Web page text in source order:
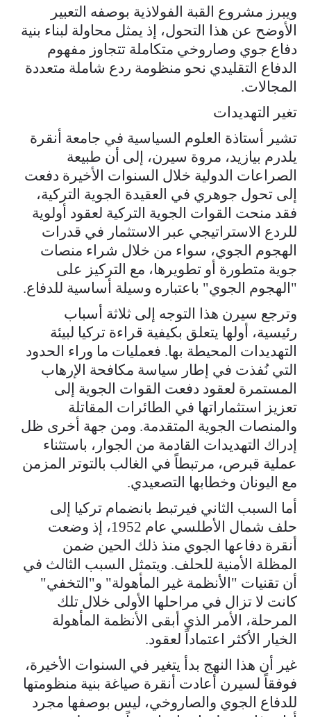
ويبرز مشروع القبة الفولاذية بوصفه التعبير
الأوضح عن هذا التحول، إذ يمثل محاولة لبناء بنية
دفاع جوي وصاروخي متكاملة تتجاوز مفهوم
الدفاع التقليدي نحو منظومة ردع شاملة متعددة
المجالات.
تغير التهديدات
تشير أستاذة العلوم السياسية في جامعة أنقرة
يلدرم بيازيد، مروة سيرن، إلى أن طبيعة
الصراعات الدولية خلال السنوات الأخيرة دفعت
إلى تحول جوهري في العقيدة الجوية التركية،
فقد منحت القوات الجوية التركية لعقود أولوية
للردع الاستراتيجي عبر الاستثمار في قدرات
الهجوم الجوي، سواء من خلال شراء منصات
جوية متطورة أو تطويرها، مع التركيز على
"الهجوم الجوي" باعتباره وسيلة أساسية للدفاع.
وترجع سيرن هذا التوجه إلى ثلاثة أسباب
رئيسية، أولها يتعلق بكيفية قراءة تركيا لبيئة
التهديدات المحيطة بها. فعمليات ما وراء الحدود
التي نُفذت في إطار سياسة مكافحة الإرهاب
المستمرة لعقود دفعت القوات الجوية إلى
تعزيز استثماراتها في الطائرات المقاتلة
والمنصات الجوية المتقدمة. ومن جهة أخرى ظل
إدراك التهديدات القادمة من الجوار، باستثناء
عملية قبرص، مرتبطاً في الغالب بالتوتر المزمن
مع اليونان وخطابها التصعيدي.
أما السبب الثاني فيرتبط بانضمام تركيا إلى
حلف شمال الأطلسي عام 1952، إذ وضعت
أنقرة دفاعها الجوي منذ ذلك الحين ضمن
المظلة الأمنية للحلف. ويتمثل السبب الثالث في
أن تقنيات "الأنظمة غير المأهولة" و"التخفي"
كانت لا تزال في مراحلها الأولى خلال تلك
المرحلة، الأمر الذي أبقى الأنظمة المأهولة
الخيار الأكثر اعتماداً لعقود.
غير أن هذا النهج بدأ يتغير في السنوات الأخيرة،
فوفقاً لسيرن أعادت أنقرة صياغة بنية منظومتها
للدفاع الجوي والصاروخي، ليس بوصفها مجرد